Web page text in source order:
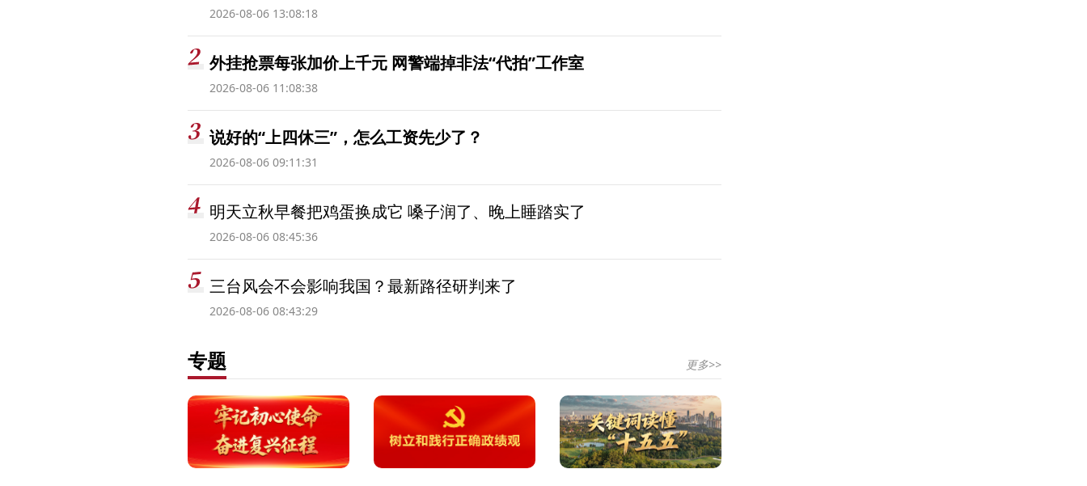
2026-08-06 13:08:18
外挂抢票每张加价上千元 网警端掉非法“代拍”工作室
2026-08-06 11:08:38
说好的“上四休三”，怎么工资先少了？
2026-08-06 09:11:31
明天立秋早餐把鸡蛋换成它 嗓子润了、晚上睡踏实了
2026-08-06 08:45:36
三台风会不会影响我国？最新路径研判来了
2026-08-06 08:43:29
专题 更多>>